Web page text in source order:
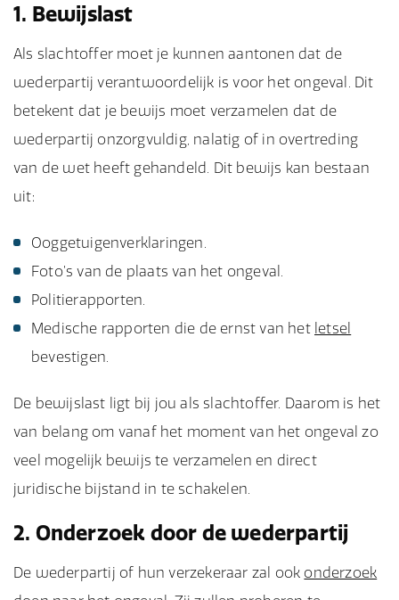
1. Bewijslast
Als slachtoffer moet je kunnen aantonen dat de
wederpartij verantwoordelijk is voor het ongeval. Dit
betekent dat je bewijs moet verzamelen dat de
wederpartij onzorgvuldig, nalatig of in overtreding
van de wet heeft gehandeld. Dit bewijs kan bestaan
uit:
Ooggetuigenverklaringen.
Foto’s van de plaats van het ongeval.
Politierapporten.
Medische rapporten die de ernst van het letsel
bevestigen.
De bewijslast ligt bij jou als slachtoffer. Daarom is het
van belang om vanaf het moment van het ongeval zo
veel mogelijk bewijs te verzamelen en direct
juridische bijstand in te schakelen.
2. Onderzoek door de wederpartij
De wederpartij of hun verzekeraar zal ook onderzoek